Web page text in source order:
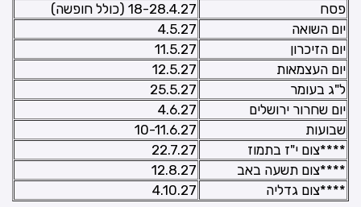
פסח
18-28.4.27 (כולל חופשה)
יום השואה
4.5.27
יום הזיכרון
11.5.27
יום העצמאות
12.5.27
ל"ג בעומר
25.5.27
יום שחרור ירושלים
4.6.27
שבועות
10-11.6.27
****צום י"ז בתמוז
22.7.27
****צום תשעה באב
12.8.27
****צום גדליה
4.10.27